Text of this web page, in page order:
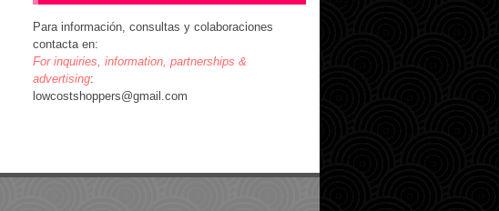
Para información, consultas y colaboraciones
contacta en:
For inquiries, information, partnerships &
advertising:
lowcostshoppers@gmail.com